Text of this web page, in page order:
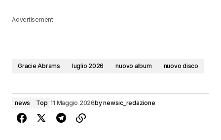
Advertisement
Gracie Abrams luglio 2026 nuovo album nuovo disco
news Top 11 Maggio 2026bynewsic_redazione